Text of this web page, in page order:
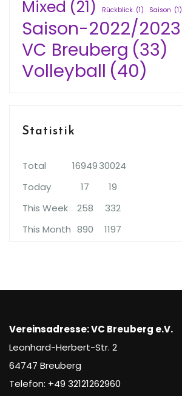
Mixed (21) Rückblick (1) Saison (1)
Saison-2022/2023
VC Breuberg (33)
Volleyball (40)
Statistik
Total 1694930024
Today
17
19
This Week
258
332
This Month 890 1197
Vereinsadresse: VC Breuberg e.V.
Leonhard-Herbert-Str. 2
64747 Breuberg
Telefon: +49 32121262960